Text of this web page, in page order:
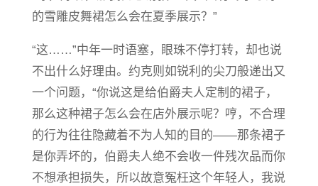
的雪雕皮舞裙怎么会在夏季展示？”
“这……”中年一时语塞，眼珠不停打转，却也说
不出什么好理由。约克则如锐利的尖刀般递出又
一个问题，“你说这是给伯爵夫人定制的裙子，
那么这种裙子怎么会在店外展示呢？哼，不合理
的行为往往隐藏着不为人知的目的——那条裙子
是你弄坏的，伯爵夫人绝不会收一件残次品而你
不想承担损失，所以故意冤枉这个年轻人，我说